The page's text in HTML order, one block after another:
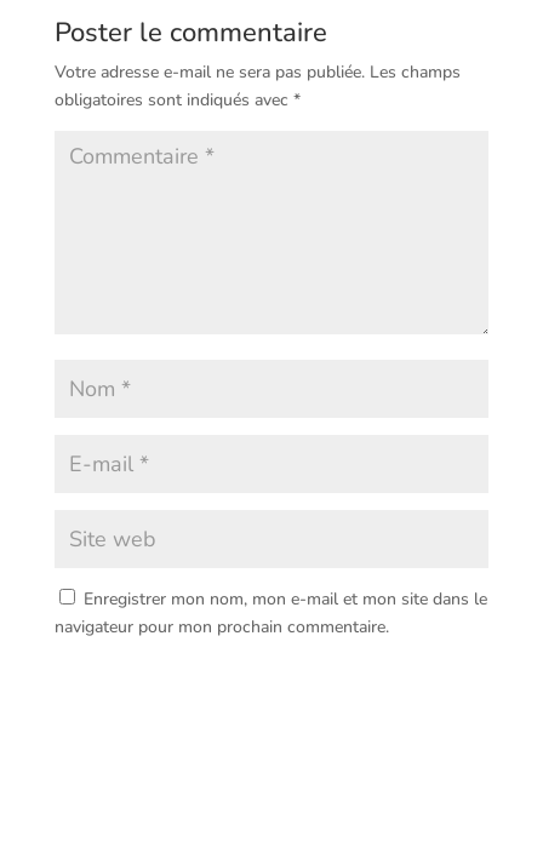
Poster le commentaire
Votre adresse e-mail ne sera pas publiée. Les champs
obligatoires sont indiqués avec *
Enregistrer mon nom, mon e-mail et mon site dans le
navigateur pour mon prochain commentaire.